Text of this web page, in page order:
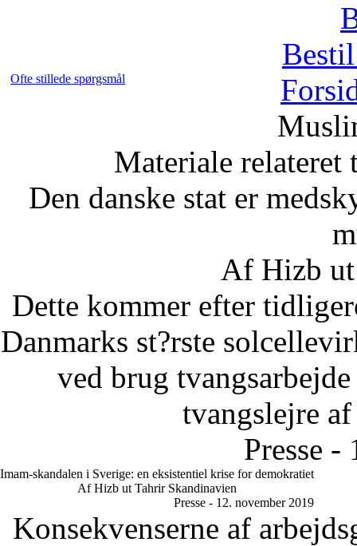
Ofte stillede spørgsmål
Materiale
Den danske stat er
Af Hizb
Dette kommer efter
Danmarks st?rste
ved brug
tvangslejre
Presse -
Imam-skandalen i Sverige: en eksistentiel krise for demokratiet
Af Hizb ut Tahrir Skandinavien
Presse - 12. november 2019
Konsekvenserne af